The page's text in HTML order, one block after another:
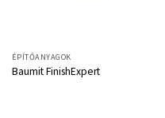
ÉPÍTŐANYAGOK
Baumit FinishExpert